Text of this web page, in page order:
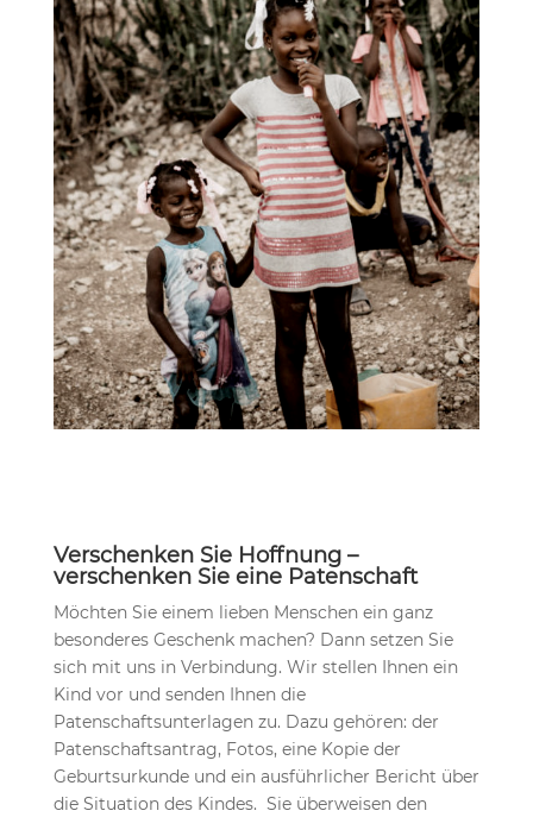
Verschenken Sie Hoffnung –
verschenken Sie eine Patenschaft
Möchten Sie einem lieben Menschen ein ganz
besonderes Geschenk machen? Dann setzen Sie
sich mit uns in Verbindung. Wir stellen Ihnen ein
Kind vor und senden Ihnen die
Patenschaftsunterlagen zu. Dazu gehören: der
Patenschaftsantrag, Fotos, eine Kopie der
Geburtsurkunde und ein ausführlicher Bericht über
die Situation des Kindes. Sie überweisen den